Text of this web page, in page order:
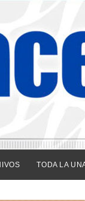
TODA LA